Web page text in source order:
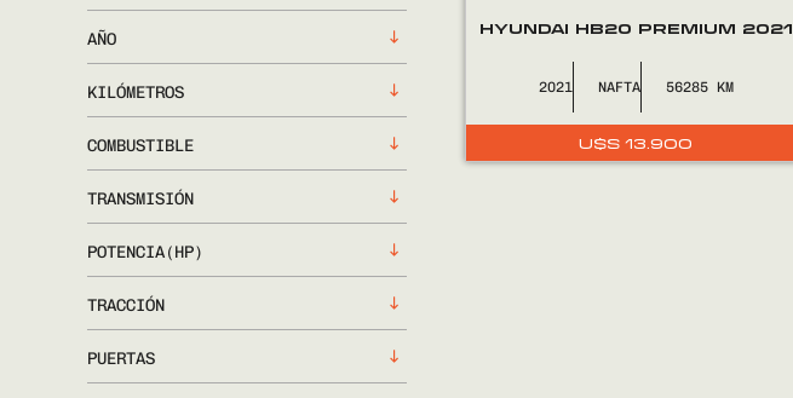
AÑO
KILÓMETROS
COMBUSTIBLE
TRANSMISIÓN
POTENCIA(HP)
TRACCIÓN
PUERTAS
HYUNDAI HB20 PREMIUM 2021
2021 NAFTA 56285
U$S13.900